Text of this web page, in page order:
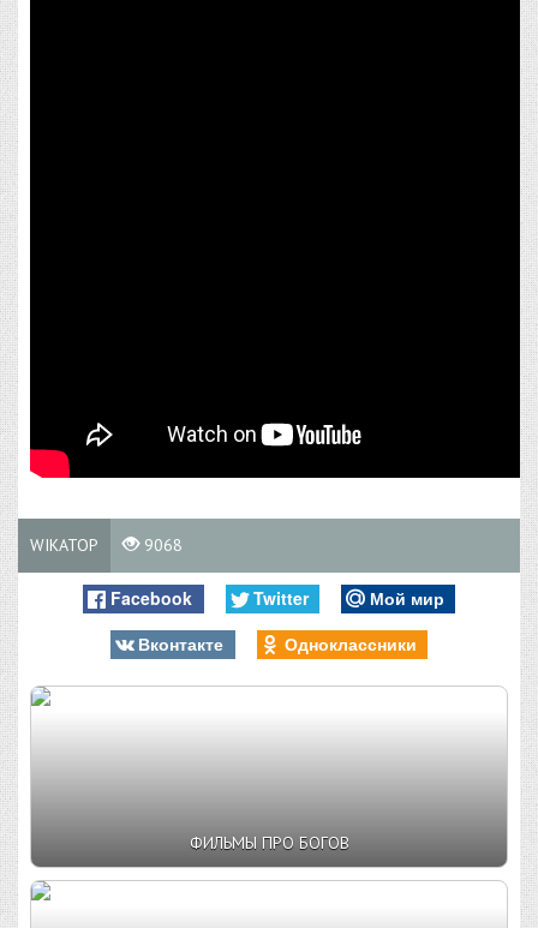
WIKATOP 9068
Facebook Twitter
Мой мир
Вконтакте
Одноклассники
ФИЛЬМЫ ПРО БОГОВ